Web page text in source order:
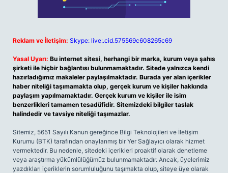
Reklam ve İletişim: Skype: live:.cid.575569c608265c69
Yasal Uyarı: Bu internet sitesi, herhangi bir marka, kurum veya şahıs
şirketi ile hiçbir bağlantısı bulunmamaktadır. Sitede yalnızca kendi
hazırladığımız makaleler paylaşılmaktadır. Burada yer alan içerikler
haber niteliği taşımamakta olup, gerçek kurum ve kişiler hakkında
paylaşım yapılmamaktadır. Gerçek kurum ve kişiler ile isim
benzerlikleri tamamen tesadüfidir. Sitemizdeki bilgiler taslak
halindedir ve tavsiye niteliği taşımazlar.
Sitemiz, 5651 Sayılı Kanun gereğince Bilgi Teknolojileri ve İletişim
Kurumu (BTK) tarafından onaylanmış bir Yer Sağlayıcı olarak hizmet
vermektedir. Bu nedenle, sitedeki içerikleri proaktif olarak denetleme
veya araştırma yükümlülüğümüz bulunmamaktadır. Ancak, üyelerimiz
yazdıkları içeriklerin sorumluluğunu taşımakta olup, siteye üye olarak